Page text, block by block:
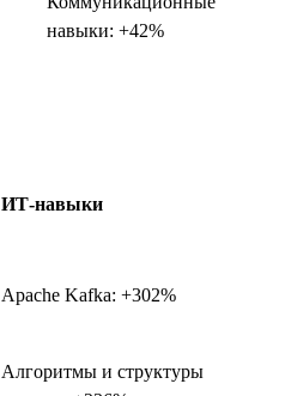
навыки: +42%
ИТ-навыки
Apache Kafka: +302%
Алгоритмы и структуры